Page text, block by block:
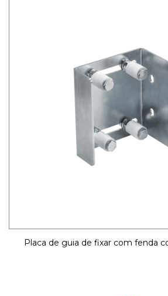
Placa de guia de fixar com fenda